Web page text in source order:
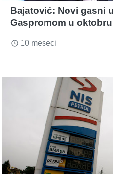
Bajatović: Novi gasni
Gaspromom u oktobru
access_time 10 meseci